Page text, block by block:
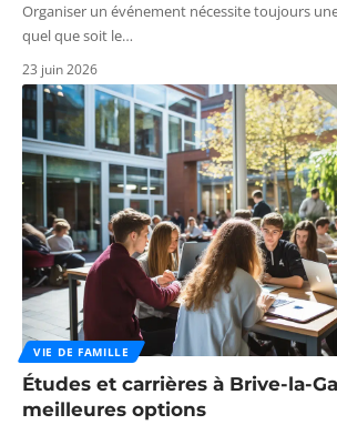
Organiser un événement nécessite toujours
quel que soit le…
23 juin 2026
VIE DE FAMILLE
Études et carrières à Brive-la-
meilleures options